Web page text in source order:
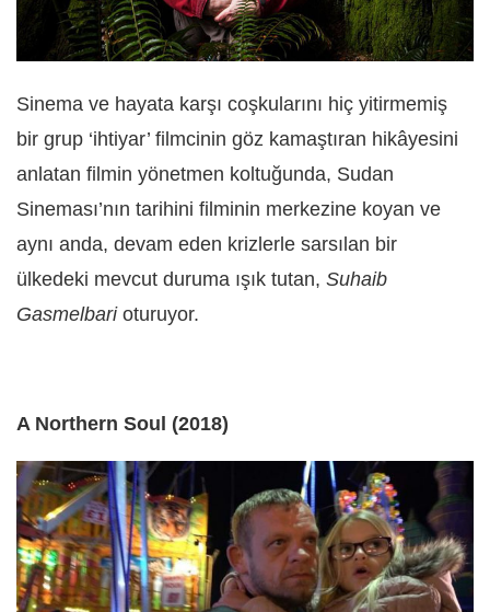
Sinema ve hayata karşı coşkularını hiç yitirmemiş
bir grup ‘ihtiyar’ filmcinin göz kamaştıran hikâyesini
anlatan filmin yönetmen koltuğunda, Sudan
Sineması’nın tarihini filminin merkezine koyan ve
aynı anda, devam eden krizlerle sarsılan bir
ülkedeki mevcut duruma ışık tutan, Suhaib
Gasmelbarioturuyor.
A Northern Soul (2018)